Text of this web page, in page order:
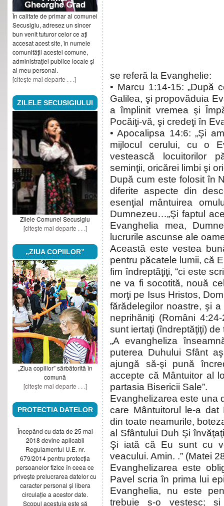
În calitate de primar al comunei
Secusigiu, adresez un sincer
bun venit tuturor celor ce aţi
accesat acest site, în numele
comunităţii acestei comune,
administraţiei publice locale şi
al meu personal.
[citeşte mai departe . . .]
ZILELE SECUSIGIULUI
Zilele Comunei Secusigiu
[citeşte mai departe . . .]
„ZIUA COPIILOR”
„Ziua copiilor” sărbătorită în
comună
[citeşte mai departe . . .]
PROTECTIA DATELOR
Începând cu data de 25 mai
2018 devine aplicabil
Regulamentul U.E. nr.
679/2014 pentru protecția
persoanelor fizice în ceea ce
privește prelucrarea datelor cu
caracter personal și libera
circulație a acestor date.
Scopul acestuia este să
se referă la Evanghelie:
• Marcu 1:14-15: „După
Galilea, şi propovăduia
a împlinit vremea şi
Pocăiţi-vă, şi credeţi în
• Apocalipsa 14:6: „Şi
mijlocul cerului, cu o
vestească locuitorilor
seminţii, oricărei limbi şi
După cum este folosit în
diferite aspecte din
esenţial mântuirea
Dumnezeu…„Şi faptul
Evanghelia mea,
lucrurile ascunse ale
Această este vestea
pentru păcatele lumii, că
fim îndreptăţiţi, “ci este
ne va fi socotită, nouă
morţi pe Isus Hristos,
fărădelegilor noastre, şi
neprihăniţi (Români
sunt iertaţi (îndreptăţiţi) de
„A evangheliza
puterea Duhului Sfânt
ajungă să-şi pună
accepte că Mântuitor al
partasia Bisericii Sale”.
Evanghelizarea este una
care Mântuitorul le-a dat
din toate neamurile,
al Sfântului Duh Şi
Şi iată că Eu sunt cu
veacului. Amin. .” (Matei
Evanghelizarea este
Pavel scria în prima lui
Evanghelia, nu este
trebuie s-o vestesc;